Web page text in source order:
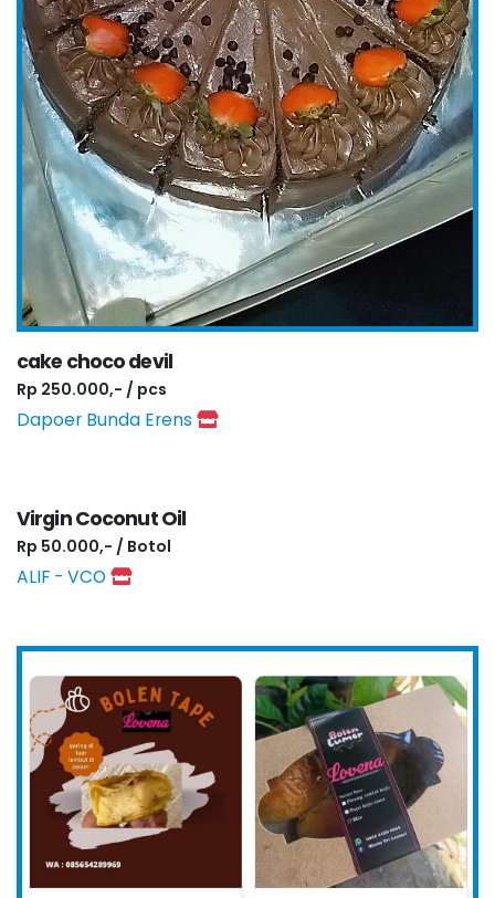
cake choco devil
Rp 250.000,- / pcs
Dapoer Bunda Erens
Virgin Coconut Oil
Rp 50.000,- / Botol
ALIF - VCO